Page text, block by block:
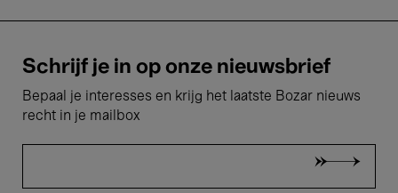
Schrijf je in op onze nieuwsbrief
Bepaal je interesses en krijg het laatste Bozar nieuws
recht in je mailbox